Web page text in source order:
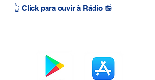
👆 Click para ouvir à Rádio 📻